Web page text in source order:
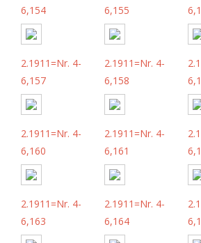
6,154
6,155
2.1911=Nr. 4-
6,157
2.1911=Nr. 4-
6,158
2.1911=Nr. 4-
6,160
2.1911=Nr. 4-
6,161
2.1911=Nr. 4-
6,163
2.1911=Nr. 4-
6,164